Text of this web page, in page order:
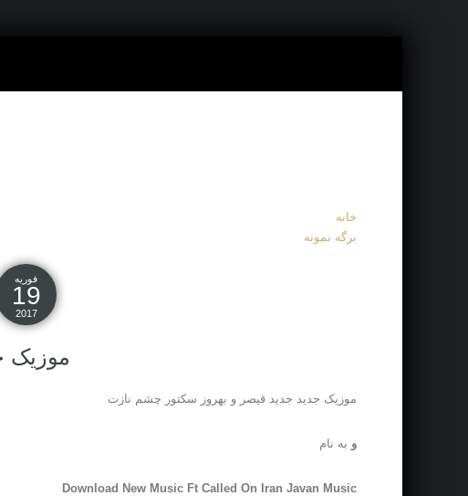
خانه
برگه نمونه
فوریه
19
2017
موزیک
موزیک جدید جديد قیصر و بهروز سکتور چشم نازت
و به نام
Download New Music Ft Called On Iran Javan Music